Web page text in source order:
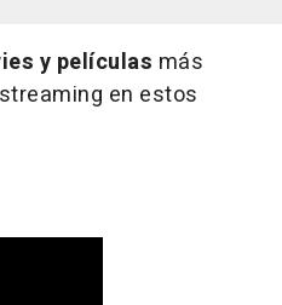
y películas más
en estos